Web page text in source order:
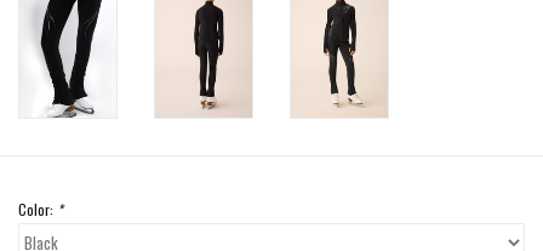
Color: *